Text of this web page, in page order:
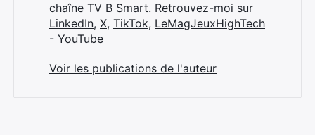
chaîne TV B Smart. Retrouvez-moi sur
LinkedIn, X, TikTok, LeMagJeuxHighTech
- YouTube
Voir les publications de l'auteur